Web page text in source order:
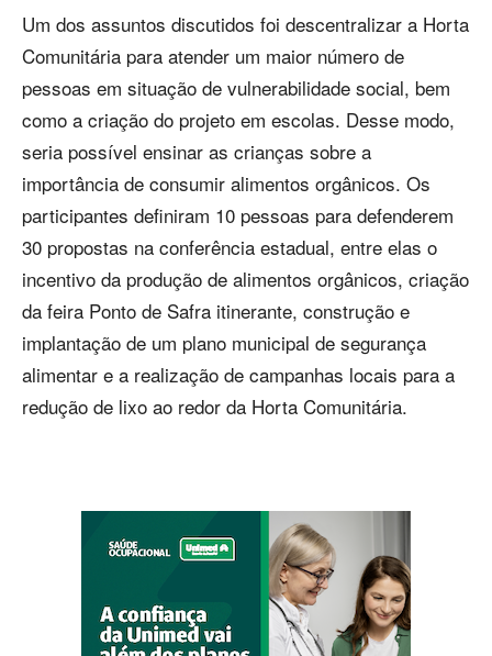
Um dos assuntos discutidos foi descentralizar a Horta
Comunitária para atender um maior número de
pessoas em situação de vulnerabilidade social, bem
como a criação do projeto em escolas. Desse modo,
seria possível ensinar as crianças sobre a
importância de consumir alimentos orgânicos. Os
participantes definiram 10 pessoas para defenderem
30 propostas na conferência estadual, entre elas o
incentivo da produção de alimentos orgânicos, criação
da feira Ponto de Safra itinerante, construção e
implantação de um plano municipal de segurança
alimentar e a realização de campanhas locais para a
redução de lixo ao redor da Horta Comunitária.